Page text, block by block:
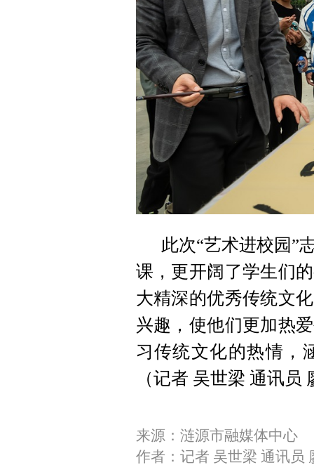
此次“艺术进校园”
课，更开阔了学生们
大精深的优秀传统文
兴趣，使他们更加热
习传统文化的热情，
（记者 吴世梁 通讯员
来源：涟源市融媒体中心
作者：记者 吴世梁 通讯员